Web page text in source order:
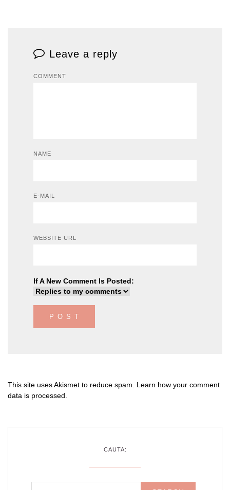
Leave a reply
COMMENT
NAME
E-MAIL
WEBSITE URL
If A New Comment Is Posted:
This site uses Akismet to reduce spam. Learn how your comment
data is processed
CAUTA: